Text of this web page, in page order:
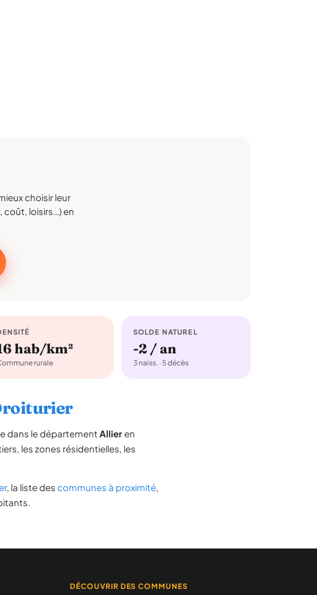
choisir leur
coût, loisirs…) en
hab/km²
rurale
SOLDE NATUREL
-2 / an
3 naiss. · 5 décès
dans le département Allieren
les zones résidentielles, les
, la liste des communes à proximité,
DÉCOUVRIR DES COMMUNES